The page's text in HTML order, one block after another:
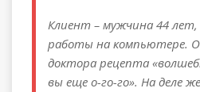
Клиент – мужчина 44
работы на компьютере.
доктора рецепта
вы еще о-го-го». На деле